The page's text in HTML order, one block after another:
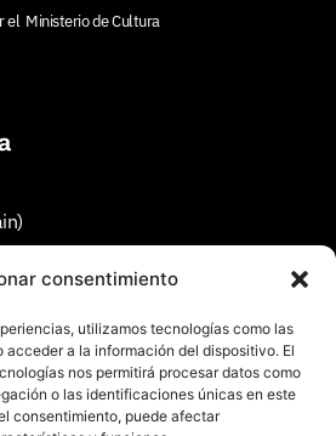
consentimiento
utilizamos tecnologías como las
a la información del dispositivo. El
nos permitirá procesar datos como
o las identificaciones únicas en este
consentimiento, puede afectar
el Ministerio de Cultura
427